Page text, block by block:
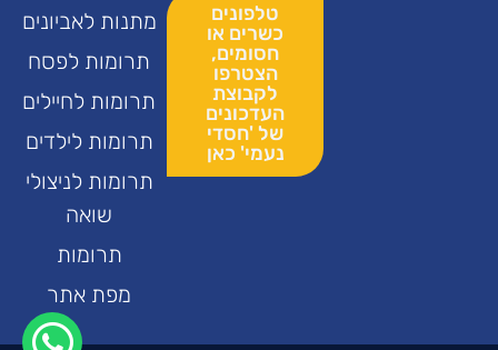
טלפונים
כשרים או
חסומים,
הצטרפו
לקבוצת
העדכונים
של 'חסדי
נעמי' כאן
מתנות לאביונים
תרומות לפסח
תרומות לחיילים
תרומות לילדים
תרומות לניצולי
שואה
תרומות
מפת אתר